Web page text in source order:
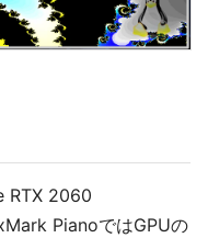
RTX 2060
PianoではGPUの